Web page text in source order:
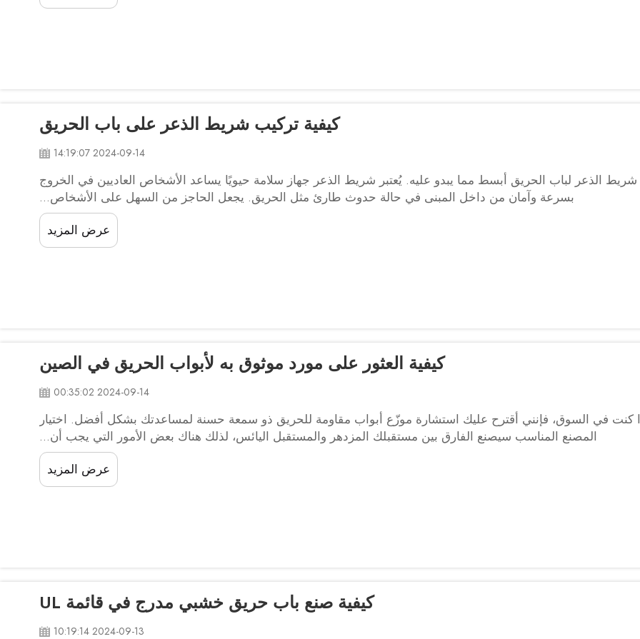
كيفية تركيب شريط الذعر على باب الحريق
2024-09-14 14:19:07
الذعر لباب الحريق أبسط مما يبدو عليه. يُعتبر شريط الذعر جهاز سلامة حيويًا يساعد الأشخاص العاديين في الخروج
بسرعة وآمان من داخل المبنى في حالة حدوث طارئ مثل الحريق. يجعل الحاجز من السهل على الأشخاص...
عرض المزيد
كيفية العثور على مورد موثوق به لأبواب الحريق في الصين
2024-09-14 00:35:02
كنت في السوق، فإنني أقترح عليك استشارة موزّع أبواب مقاومة للحريق ذو سمعة حسنة لمساعدتك بشكل أفضل. اختيار
المصنع المناسب سيصنع الفارق بين مستقبلك المزدهر والمستقبل اليائس، لذلك هناك بعض الأمور التي يجب أن...
عرض المزيد
كيفية صنع باب حريق خشبي مدرج في قائمة UL
2024-09-13 10:19:14